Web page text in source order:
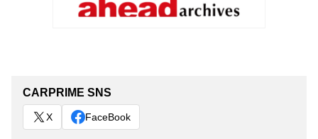
CARPRIME SNS
X FaceBook